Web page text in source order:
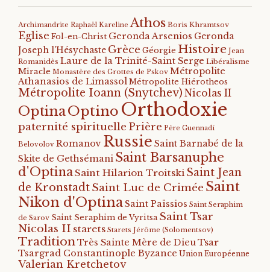
Archimandrite Raphaël Kareline Athos Boris Khramtsov
Eglise Fol-en-Christ Geronda Arsenios Geronda
Joseph l'Hésychaste Grèce Géorgie Histoire Jean
Romanidès Laure de la Trinité-Saint Serge Libéralisme
Miracle Monastère des Grottes de Pskov Métropolite
Athanasios de Limassol Métropolite Hiérotheos
Métropolite Ioann (Snytchev) Nicolas II
OptinaOptino Orthodoxie
paternité spirituelle Prière Père Guennadi
Belovolov Romanov Russie Saint Barnabé de la
Skite de Gethsémani Saint Barsanuphe
d'OptinaSaint Hilarion Troitski Saint Jean
de KronstadtSaint Luc de Crimée Saint
Nikon d'OptinaSaint Païssios Saint Seraphim
de Sarov Saint Seraphim de Vyritsa Saint Tsar
Nicolas II starets Starets Jérôme (Solomentsov)
TraditionTrès Sainte Mère de DieuTsar
Tsargrad Constantinople Byzance Union Européenne
Valerian Kretchetov